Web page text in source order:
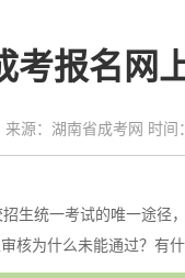
考报名网
来源：湖南省成考网 时间
生统一考试的唯一途径
审核为什么未能通过？有